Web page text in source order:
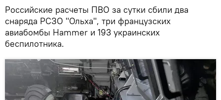
Российские расчеты ПВО за сутки сбили два
снаряда РСЗО "Ольха", три французских
авиабомбы Hammer и 193 украинских
беспилотника.